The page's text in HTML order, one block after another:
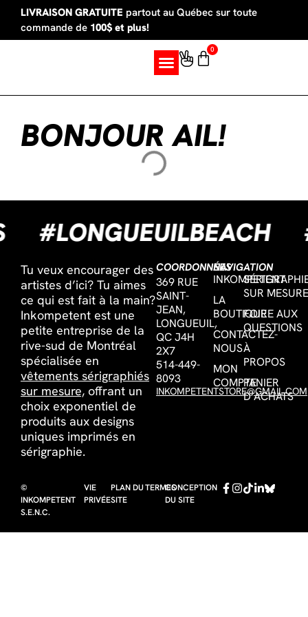
LIVRAISON GRATUITE partout au Québec sur toute
commande de 100$ et plus!
0
BONJOUR AIL!
#LONGUEUILBEACH
Tu veux encourager des
artistes d’ici? Tu aimes
ce qui est fait à la main?
Inkompetent est une
petite entreprise de la
rive-sud de Montréal
spécialisée en
vêtements sérigraphiés
sur mesure, offrant un
choix exponentiel de
produits aux designs
uniques imprimés en
sérigraphie.
COORDONNÉES
369 RUE
SAINT-
JEAN,
LONGUEUIL,
QC J4H
2X7
514-449-
8093
INKOMPETENTSTORE@GMAIL.COM
NAVIGATION
INKOMPETENT
LA
BOUTIQUE
CONTACTEZ-
NOUS
MON
COMPTE
SUR
FOIRE AUX
QUESTIONS
À
PROPOS
PANIER
D’ACHATS
©
INKOMPETENT
S.E.N.C.
VIE
PRIVÉE
PLAN DU
SITE
TERMESCONCEPTION
DU SITE